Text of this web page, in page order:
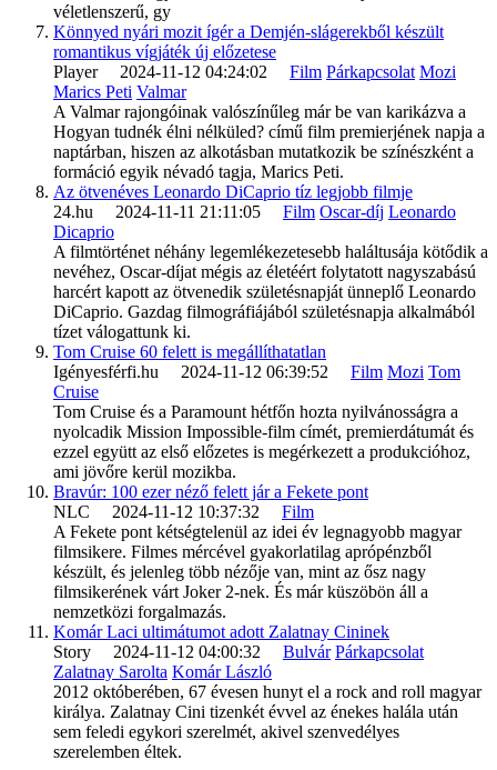
véletlenszerű, gy
Könnyed nyári mozit ígér a Demjén-slágerekből készült
romantikus vígjáték új előzetese
Player 2024-11-12 04:24:02 Film Párkapcsolat Mozi
Marics Peti Valmar
A Valmar rajongóinak valószínűleg már be van karikázva a
Hogyan tudnék élni nélküled? című film premierjének napja a
naptárban, hiszen az alkotásban mutatkozik be színészként a
formáció egyik névadó tagja, Marics Peti.
Az ötvenéves Leonardo DiCaprio tíz legjobb filmje
24.hu 2024-11-11 21:11:05 Film Oscar-díj Leonardo
Dicaprio
A filmtörténet néhány legemlékezetesebb haláltusája kötődik a
nevéhez, Oscar-díjat mégis az életéért folytatott nagyszabású
harcért kapott az ötvenedik születésnapját ünneplő Leonardo
DiCaprio. Gazdag filmográfiájából születésnapja alkalmából
tízet válogattunk ki.
Tom Cruise 60 felett is megállíthatatlan
Igényesférfi.hu 2024-11-12 06:39:52 Film Mozi Tom
Cruise
Tom Cruise és a Paramount hétfőn hozta nyilvánosságra a
nyolcadik Mission Impossible-film címét, premierdátumát és
ezzel együtt az első előzetes is megérkezett a produkcióhoz,
ami jövőre kerül mozikba.
Bravúr: 100 ezer néző felett jár a Fekete pont
NLC 2024-11-12 10:37:32 Film
A Fekete pont kétségtelenül az idei év legnagyobb magyar
filmsikere. Filmes mércével gyakorlatilag aprópénzből
készült, és jelenleg több nézője van, mint az ősz nagy
filmsikerének várt Joker 2-nek. És már küszöbön áll a
nemzetközi forgalmazás.
Komár Laci ultimátumot adott Zalatnay Cininek
Story 2024-11-12 04:00:32 Bulvár Párkapcsolat
Zalatnay Sarolta Komár László
2012 októberében, 67 évesen hunyt el a rock and roll magyar
királya. Zalatnay Cini tizenkét évvel az énekes halála után
sem feledi egykori szerelmét, akivel szenvedélyes
szerelemben éltek.